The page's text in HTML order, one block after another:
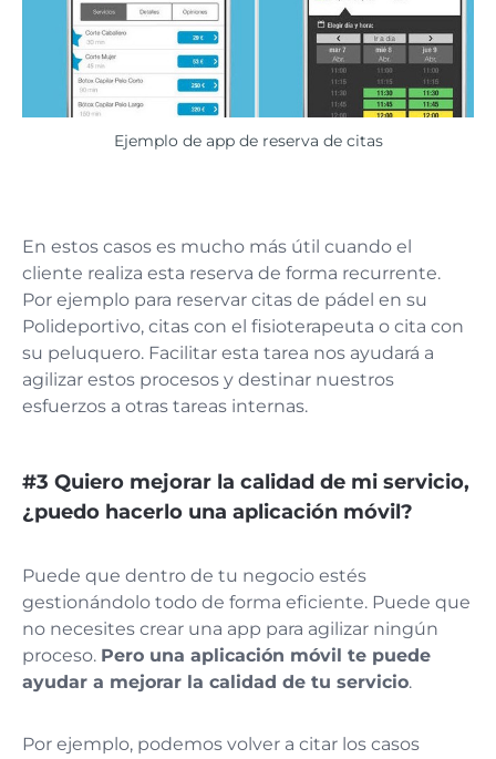
Ejemplo de app de reserva de citas
En estos casos es mucho más útil cuando el
cliente realiza esta reserva de forma recurrente.
Por ejemplo para reservar citas de pádel en su
Polideportivo, citas con el fisioterapeuta o cita con
su peluquero. Facilitar esta tarea nos ayudará a
agilizar estos procesos y destinar nuestros
esfuerzos a otras tareas internas.
#3 Quiero mejorar la calidad de mi servicio,
¿puedo hacerlo una aplicación móvil?
Puede que dentro de tu negocio estés
gestionándolo todo de forma eficiente. Puede que
no necesites crear una app para agilizar ningún
proceso. Pero una aplicación móvil te puede
ayudar a mejorar la calidad de tu servicio.
Por ejemplo, podemos volver a citar los casos